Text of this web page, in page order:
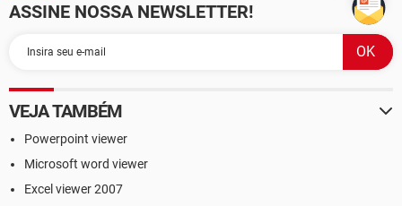
ASSINE NOSSA NEWSLETTER!
VEJA TAMBÉM
Powerpoint viewer
Microsoft word viewer
Excel viewer 2007